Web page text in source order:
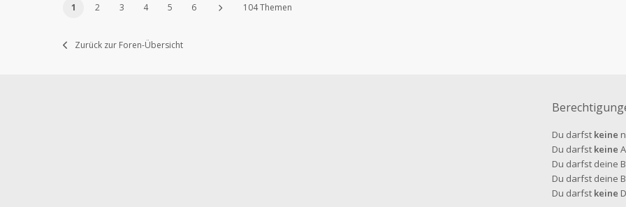
1 2 3 4 5 6 104 Themen
Zurück zur Foren-Übersicht
Du darfst keine
Du darfst keine
Du darfst deine
Du darfst deine
Du darfst keine